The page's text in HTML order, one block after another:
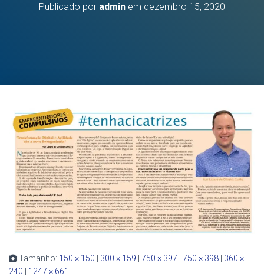
Publicado por admin em dezembro 15, 2020
Tamanho: 150 × 150 | 300 × 159 | 750 × 397 | 750 × 398 | 360 ×
240 | 1247 × 661